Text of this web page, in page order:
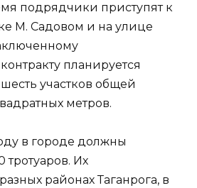
подрядчики приступят к
М. Садовом и на улице
планируется
участков общей
метров.
в городе должны
тротуаров. Их
районах Таганрога, в